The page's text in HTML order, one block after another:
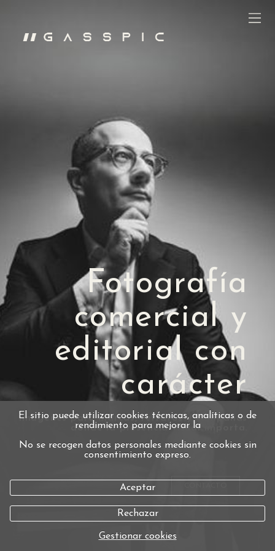
Fotografía
comercial y
editorial con
carácter
Imágenes para marcas, retratos y campañas
donde la presencia visual importa.
El sitio puede utilizar cookies técnicas, analíticas o de
rendimiento para mejorar la
No se recogen datos personales mediante cookies sin
consentimiento expreso.
Aceptar
Rechazar
Gestionar cookies